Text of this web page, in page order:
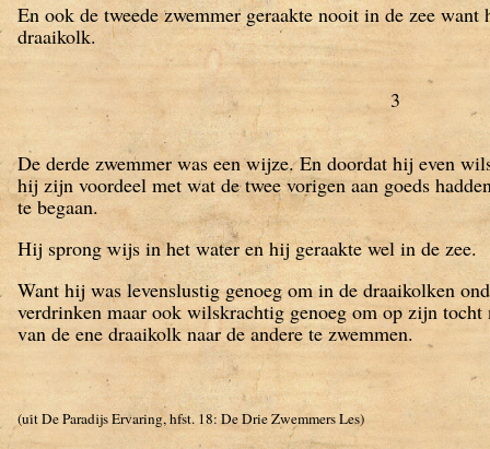
En ook de tweede zwemmer geraakte nooit in de zee
draaikolk.
3
De derde zwemmer was een wijze. En doordat hij even
hij zijn voordeel met wat de twee vorigen aan goeds
te begaan.
Hij sprong wijs in het water en hij geraakte wel in de zee.
Want hij was levenslustig genoeg om in de draaikolken
verdrinken maar ook wilskrachtig genoeg om op zijn tocht
van de ene draaikolk naar de andere te zwemmen.
(uit De Paradijs Ervaring, hfst. 18: De Drie Zwemmers Les)